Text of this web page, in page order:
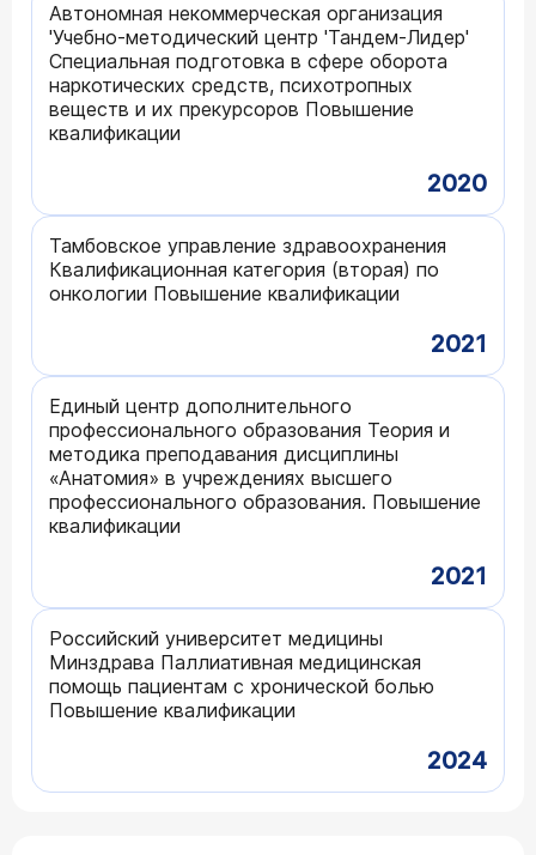
Автономная некоммерческая организация
'Учебно-методический центр 'Тандем-Лидер'
Специальная подготовка в сфере оборота
наркотических средств, психотропных
веществ и их прекурсоров Повышение
квалификации
2020
Тамбовское управление здравоохранения
Квалификационная категория (вторая) по
онкологии Повышение квалификации
2021
Единый центр дополнительного
профессионального образования Теория и
методика преподавания дисциплины
«Анатомия» в учреждениях высшего
профессионального образования. Повышение
квалификации
2021
Российский университет медицины
Минздрава Паллиативная медицинская
помощь пациентам с хронической болью
Повышение квалификации
2024